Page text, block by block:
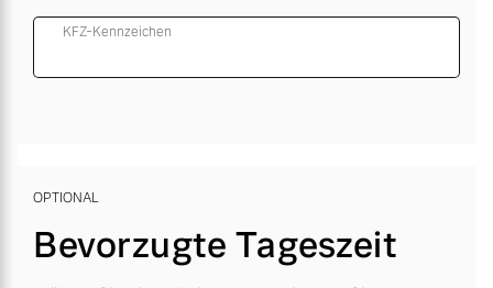
KFZ-Kennzeichen
OPTIONAL
Bevorzugte Tageszeit